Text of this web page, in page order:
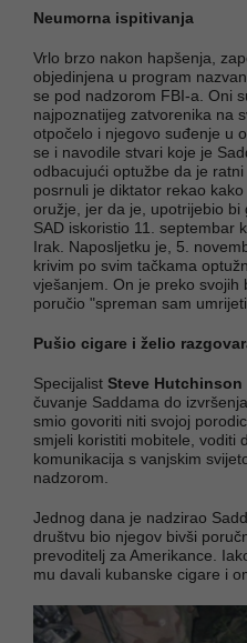
Neumorna ispitivanja
Vrlo brzo nakon hapšenja,
objedinjena u program
se pod nadzorom FBI-a. Oni
najpoznatijeg zatvorenika na
otpočelo i njegovo suđenje u
se i navodile stvari koje je
odbacujući optužbe da je ratni
posrnuli je diktator rekao
oružje, jer da je, upotrijebio bi
SAD iskoristio 11. septembar
Irak. Naposljetku je, 5.
krivim po svim tačkama
vješanjem. On je preko svojih
poručio "spreman sam
Pušio cigare i želio
Specijalist Steve Hutchinson
čuvanje Saddama do
smio govoriti niti svojoj
smjeli koristiti mobitele, voditi
komunikacija s vanjskim
nadzorom.
Jednog dana je nadzirao
društvu bio njegov bivši
prevoditelj za Amerikance.
mu davali kubanske cigare i